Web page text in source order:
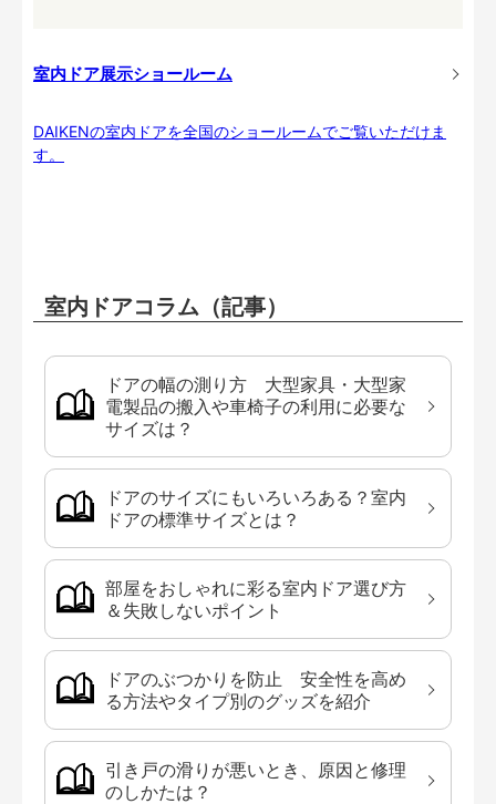
室内ドア展示ショールーム
DAIKENの室内ドアを全国のショールームでご覧いただけま
す。
室内ドアコラム（記事）
ドアの幅の測り方 大型家具・大型家
電製品の搬入や車椅子の利用に必要な
サイズは？
ドアのサイズにもいろいろある？室内
ドアの標準サイズとは？
部屋をおしゃれに彩る室内ドア選び方
＆失敗しないポイント
ドアのぶつかりを防止 安全性を高め
る方法やタイプ別のグッズを紹介
引き戸の滑りが悪いとき、原因と修理
のしかたは？